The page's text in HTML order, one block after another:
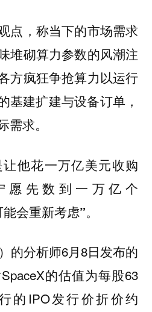
点，称当下的市场需求
堆砌算力参数的风潮注
方疯狂争抢算力以运行
基建扩建与设备订单，
求。
他花一万亿美元收购
愿先数到一万亿个
会重新考虑”。
的分析师6月8日发布的
的估值为每股63
的IPO发行价折价约